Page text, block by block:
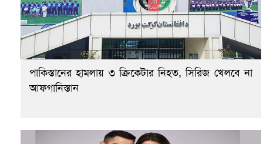
পাকিস্তানের হামলায় ৩ ক্রিকেটার নিহত, সিরিজ খেলবে না
আফগানিস্তান